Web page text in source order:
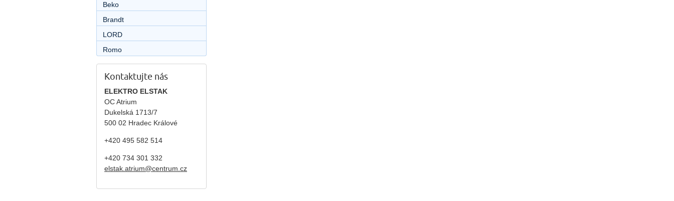
Beko
Brandt
LORD
Romo
Kontaktujte nás
ELEKTRO ELSTAK
OC Atrium
Dukelská 1713/7
500 02 Hradec Králové
+420 495 582 514
+420 734 301 332
elstak.atrium@centrum.cz